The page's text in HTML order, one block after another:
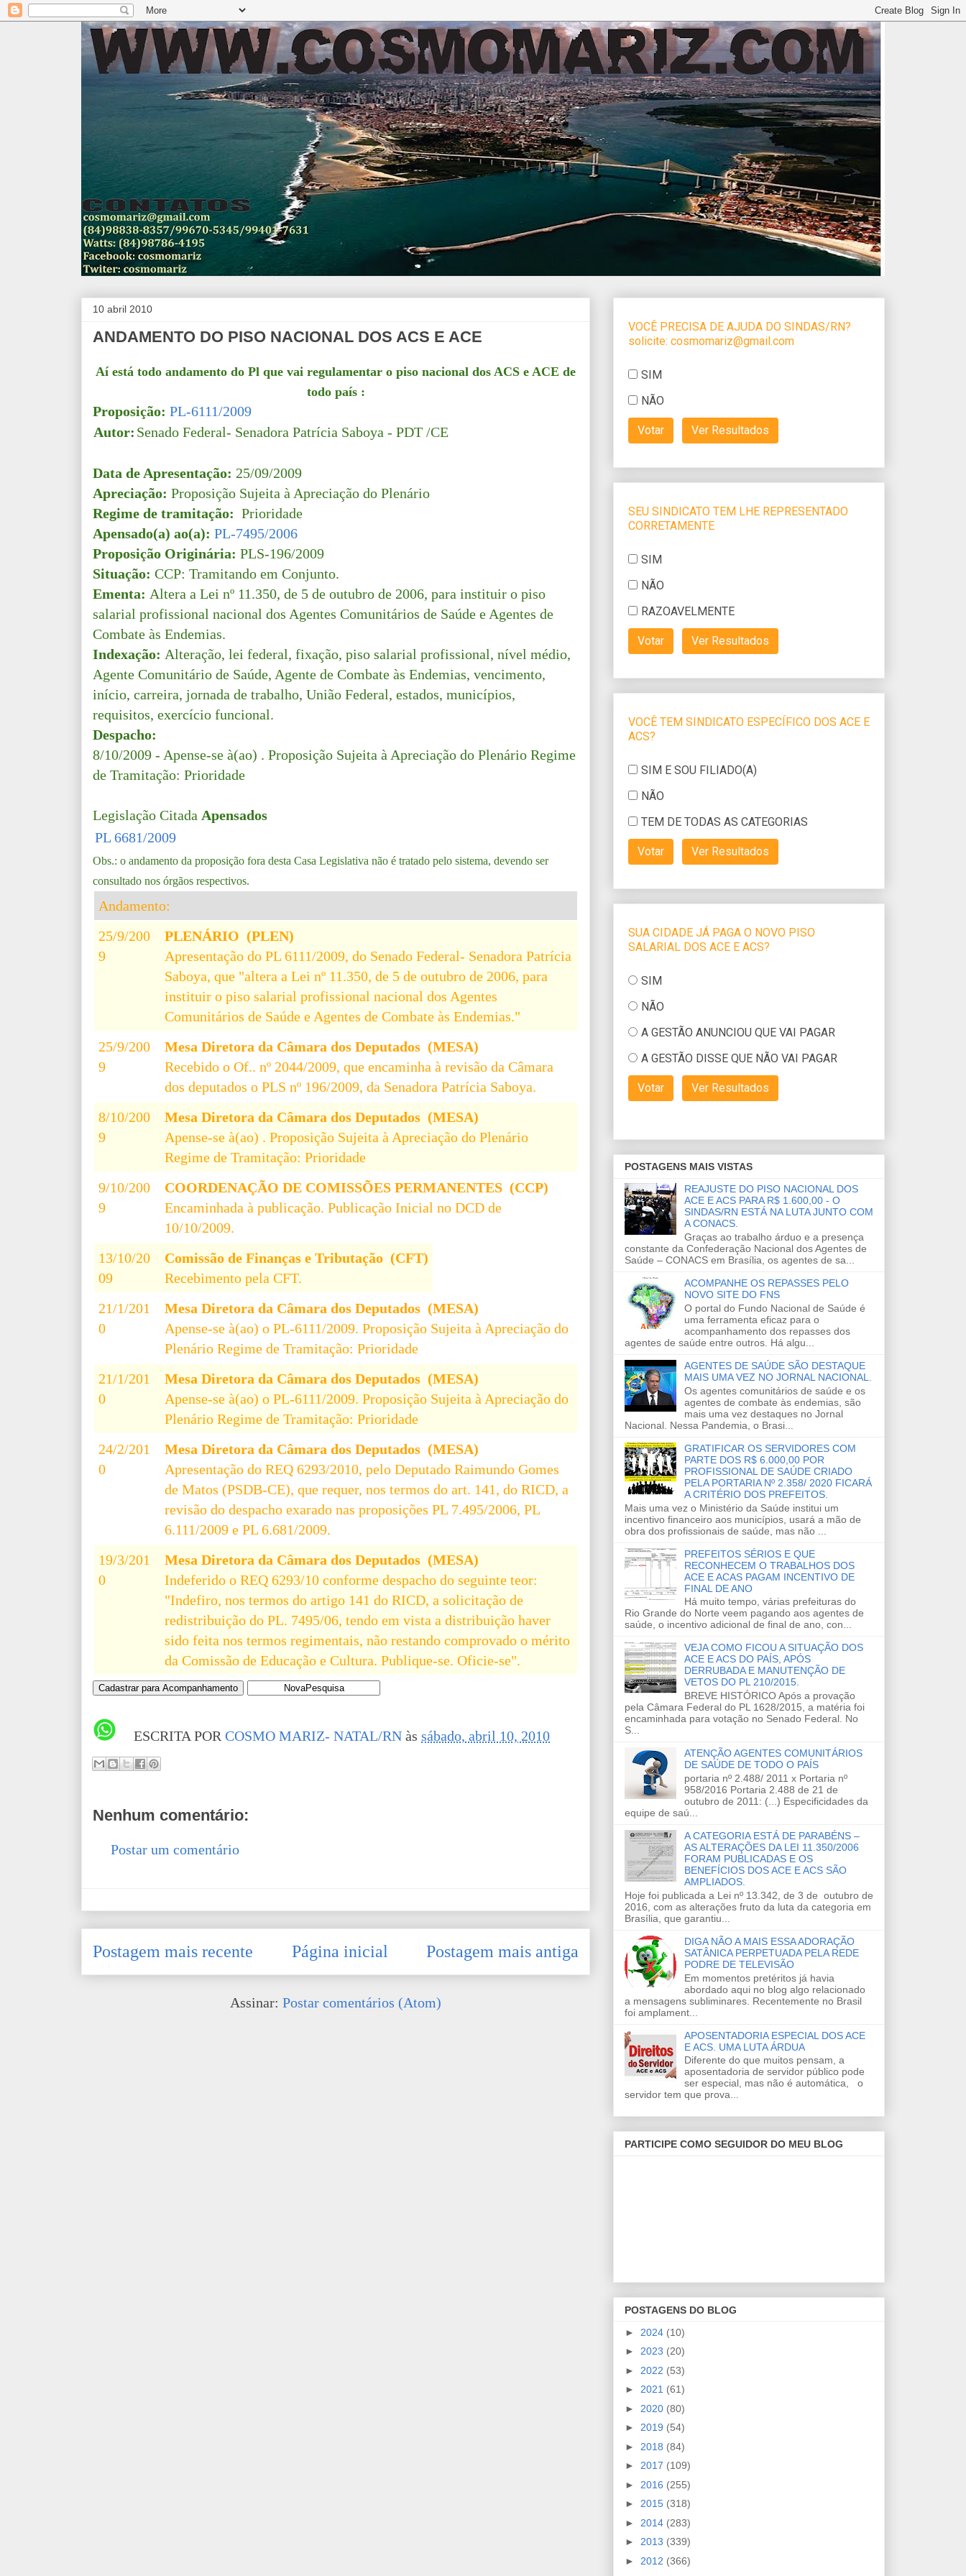
10 abril 2010
ANDAMENTO DO PISO NACIONAL DOS ACS E ACE
Aí está todo andamento do Pl que vai regulamentar o piso nacional dos ACS e ACE de
todo país :
Proposição: PL-6111/2009
Autor: Senado Federal- Senadora Patrícia Saboya - PDT /CE
Data de Apresentação: 25/09/2009
Apreciação: Proposição Sujeita à Apreciação do Plenário
Regime de tramitação: Prioridade
Apensado(a) ao(a): PL-7495/2006
Proposição Originária: PLS-196/2009
Situação: CCP: Tramitando em Conjunto.
Ementa: Altera a Lei nº 11.350, de 5 de outubro de 2006, para instituir o piso
salarial profissional nacional dos Agentes Comunitários de Saúde e Agentes de
Combate às Endemias.
Indexação: Alteração, lei federal, fixação, piso salarial profissional, nível médio,
Agente Comunitário de Saúde, Agente de Combate às Endemias, vencimento,
início, carreira, jornada de trabalho, União Federal, estados, municípios,
requisitos, exercício funcional.
Despacho:
8/10/2009 - Apense-se à(ao) . Proposição Sujeita à Apreciação do Plenário Regime
de Tramitação: Prioridade
Legislação Citada Apensados
PL 6681/2009
Obs.: o andamento da proposição fora desta Casa Legislativa não é tratado pelo sistema, devendo ser
consultado nos órgãos respectivos.
Andamento:
25/9/200
9
PLENÁRIO (PLEN)
Apresentação do PL 6111/2009, do Senado Federal- Senadora Patrícia
Saboya, que "altera a Lei nº 11.350, de 5 de outubro de 2006, para
instituir o piso salarial profissional nacional dos Agentes
Comunitários de Saúde e Agentes de Combate às Endemias."
25/9/200
9
Mesa Diretora da Câmara dos Deputados (MESA)
Recebido o Of.. nº 2044/2009, que encaminha à revisão da Câmara
dos deputados o PLS nº 196/2009, da Senadora Patrícia Saboya.
8/10/200
9
Mesa Diretora da Câmara dos Deputados (MESA)
Apense-se à(ao) . Proposição Sujeita à Apreciação do Plenário
Regime de Tramitação: Prioridade
9/10/200
9
COORDENAÇÃO DE COMISSÕES PERMANENTES (CCP)
Encaminhada à publicação. Publicação Inicial no DCD de
10/10/2009.
13/10/20
09
Comissão de Finanças e Tributação (CFT)
Recebimento pela CFT.
21/1/201
0
Mesa Diretora da Câmara dos Deputados (MESA)
Apense-se à(ao) o PL-6111/2009. Proposição Sujeita à Apreciação do
Plenário Regime de Tramitação: Prioridade
21/1/201
0
Mesa Diretora da Câmara dos Deputados (MESA)
Apense-se à(ao) o PL-6111/2009. Proposição Sujeita à Apreciação do
Plenário Regime de Tramitação: Prioridade
24/2/201
0
Mesa Diretora da Câmara dos Deputados (MESA)
Apresentação do REQ 6293/2010, pelo Deputado Raimundo Gomes
de Matos (PSDB-CE), que requer, nos termos do art. 141, do RICD, a
revisão do despacho exarado nas proposições PL 7.495/2006, PL
6.111/2009 e PL 6.681/2009.
19/3/201
0
Mesa Diretora da Câmara dos Deputados (MESA)
Indeferido o REQ 6293/10 conforme despacho do seguinte teor:
"Indefiro, nos termos do artigo 141 do RICD, a solicitação de
redistribuição do PL. 7495/06, tendo em vista a distribuição haver
sido feita nos termos regimentais, não restando comprovado o mérito
da Comissão de Educação e Cultura. Publique-se. Oficie-se".
ESCRITA POR COSMO MARIZ- NATAL/RN às sábado, abril 10, 2010
Nenhum comentário:
Postar um comentário
Postagem mais recente Postagem mais antiga
Página inicial
Assinar: Postar comentários (Atom)
POSTAGENS MAIS VISTAS
REAJUSTE DO PISO NACIONAL DOS
ACE E ACS PARA R$ 1.600,00 - O
SINDAS/RN ESTÁ NA LUTA JUNTO COM
A CONACS.
Graças ao trabalho árduo e a presença
constante da Confederação Nacional dos Agentes de
Saúde – CONACS em Brasília, os agentes de sa...
ACOMPANHE OS REPASSES PELO
NOVO SITE DO FNS
O portal do Fundo Nacional de Saúde é
uma ferramenta eficaz para o
acompanhamento dos repasses dos
agentes de saúde entre outros. Há algu...
AGENTES DE SAÚDE SÃO DESTAQUE
MAIS UMA VEZ NO JORNAL NACIONAL.
Os agentes comunitários de saúde e os
agentes de combate às endemias, são
mais uma vez destaques no Jornal
Nacional. Nessa Pandemia, o Brasi...
GRATIFICAR OS SERVIDORES COM
PARTE DOS R$ 6.000,00 POR
PROFISSIONAL DE SAÚDE CRIADO
PELA PORTARIA Nº 2.358/ 2020 FICARÁ
A CRITÉRIO DOS PREFEITOS.
Mais uma vez o Ministério da Saúde institui um
incentivo financeiro aos municípios, usará a mão de
obra dos profissionais de saúde, mas não ...
PREFEITOS SÉRIOS E QUE
RECONHECEM O TRABALHOS DOS
ACE E ACAS PAGAM INCENTIVO DE
FINAL DE ANO
Há muito tempo, várias prefeituras do
Rio Grande do Norte veem pagando aos agentes de
saúde, o incentivo adicional de final de ano, con...
VEJA COMO FICOU A SITUAÇÃO DOS
ACE E ACS DO PAÍS, APÓS
DERRUBADA E MANUTENÇÃO DE
VETOS DO PL 210/2015.
BREVE HISTÓRICO Após a provação
pela Câmara Federal do PL 1628/2015, a matéria foi
encaminhada para votação no Senado Federal. No
S...
ATENÇÃO AGENTES COMUNITÁRIOS
DE SAÚDE DE TODO O PAÍS
portaria nº 2.488/ 2011 x Portaria nº
958/2016 Portaria 2.488 de 21 de
outubro de 2011: (...) Especificidades da
equipe de saú...
A CATEGORIA ESTÁ DE PARABÉNS –
AS ALTERAÇÕES DA LEI 11.350/2006
FORAM PUBLICADAS E OS
BENEFÍCIOS DOS ACE E ACS SÃO
AMPLIADOS.
Hoje foi publicada a Lei nº 13.342, de 3 de outubro de
2016, com as alterações fruto da luta da categoria em
Brasília, que garantiu...
DIGA NÃO A MAIS ESSA ADORAÇÃO
SATÂNICA PERPETUADA PELA REDE
PODRE DE TELEVISÃO
Em momentos pretéritos já havia
abordado aqui no blog algo relacionado
a mensagens subliminares. Recentemente no Brasil
foi amplament...
APOSENTADORIA ESPECIAL DOS ACE
E ACS. UMA LUTA ÁRDUA
Diferente do que muitos pensam, a
aposentadoria de servidor público pode
ser especial, mas não é automática, o
servidor tem que prova...
PARTICIPE COMO SEGUIDOR DO MEU BLOG
POSTAGENS DO BLOG
► 2024 (10)
► 2023 (20)
► 2022 (53)
► 2021 (61)
► 2020 (80)
► 2019 (54)
► 2018 (84)
► 2017 (109)
► 2016 (255)
► 2015 (318)
► 2014 (283)
► 2013 (339)
► 2012 (366)